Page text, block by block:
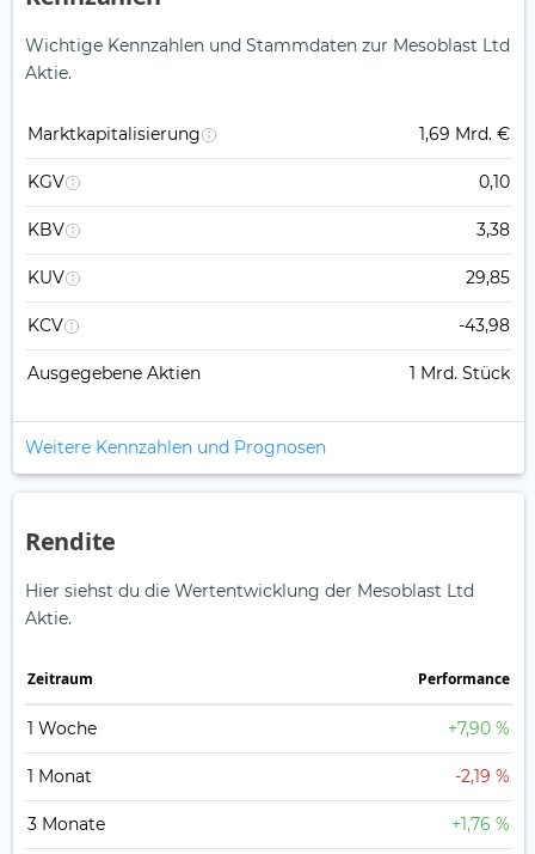
Wichtige Kennzahlen und Stammdaten zur Mesoblast Ltd
Aktie.
Marktkapitalisierung 1,69 Mrd. €
KGV 0,10
KBV 3,38
KUV 29,85
KCV -43,98
Ausgegebene Aktien 1 Mrd. Stück
Weitere Kennzahlen und Prognosen
Rendite
Hier siehst du die Wertentwicklung der Mesoblast Ltd
Aktie.
Zeitraum Perfor­mance
1 Woche +7,90 %
1 Monat -2,19 %
3 Monate +1,76 %